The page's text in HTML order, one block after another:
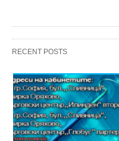
RECENT POSTS